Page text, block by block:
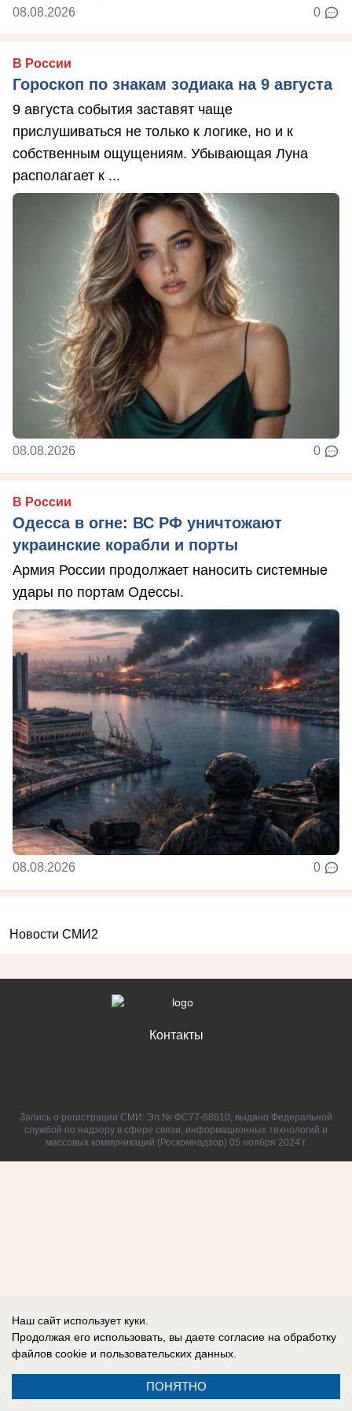
08.08.2026 0
В России
Гороскоп по знакам зодиака на 9 августа
9 августа события заставят чаще
прислушиваться не только к логике, но и к
собственным ощущениям. Убывающая Луна
располагает к ...
08.08.2026 0
В России
Одесса в огне: ВС РФ уничтожают
украинские корабли и порты
Армия России продолжает наносить системные
удары по портам Одессы.
08.08.2026 0
Новости СМИ2
Контакты
Запись о регистрации СМИ: Эл № ФС77-88610, выдано Федеральной
службой по надзору в сфере связи, информационных технологий и
массовых коммуникаций (Роскомнадзор) 05 ноября 2024 г.
Наш сайт использует куки.
Продолжая его использовать, вы даете согласие на обработку
файлов cookie и пользовательских данных.
ПОНЯТНО